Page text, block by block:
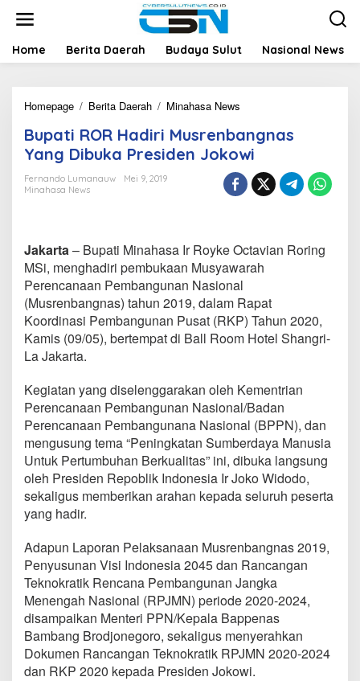
t
Home Berita Daerah Budaya Sulut Nasional News
Homepage / Berita Daerah / Minahasa News
p
a
t
i
R
a
d
i
r
i
M
u
n
b
a
n
g
n
a
s
n
g
D
i
b
u
k
a
P
r
Bupati ROR Hadiri Musrenbangnas
Yang Dibuka Presiden Jokowi
Fernando Lumanauw
Mei 9, 2019
Minahasa News
Jakarta– Bupati Minahasa Ir Royke Octavian Roring
MSi, menghadiri pembukaan Musyawarah
Perencanaan Pembangunan Nasional
(Musrenbangnas) tahun 2019, dalam Rapat
Koordinasi Pembangunan Pusat (RKP) Tahun 2020,
Kamis (09/05), bertempat di Ball Room Hotel Shangri-
La Jakarta.
Kegiatan yang diselenggarakan oleh Kementrian
Perencanaan Pembangunan Nasional/Badan
Perencanaan Pembangunana Nasional (BPPN), dan
mengusung tema “Peningkatan Sumberdaya Manusia
Untuk Pertumbuhan Berkualitas” ini, dibuka langsung
oleh Presiden Repoblik Indonesia Ir Joko Widodo,
sekaligus memberikan arahan kepada seluruh peserta
yang hadir.
Adapun Laporan Pelaksanaan Musrenbangnas 2019,
Penyusunan Visi Indonesia 2045 dan Rancangan
Teknokratik Rencana Pembangunan Jangka
Menengah Nasional (RPJMN) periode 2020-2024,
disampaikan Menteri PPN/Kepala Bappenas
Bambang Brodjonegoro, sekaligus menyerahkan
Dokumen Rancangan Teknokratik RPJMN 2020-2024
dan RKP 2020 kepada Presiden Jokowi.